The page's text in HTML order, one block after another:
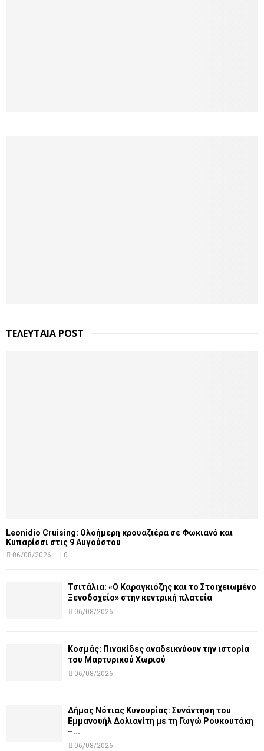
ΤΕΛΕΥΤΑΙΑ POST
Leonidio Cruising: Ολοήμερη κρουαζιέρα σε Φωκιανό και
Κυπαρίσσι στις 9 Αυγούστου
06/08/2026 0
Τσιτάλια: «Ο Καραγκιόζης και το Στοιχειωμένο
Ξενοδοχείο» στην κεντρική πλατεία
06/08/2026
Κοσμάς: Πινακίδες αναδεικνύουν την ιστορία
του Μαρτυρικού Χωριού
06/08/2026
Δήμος Νότιας Κυνουρίας: Συνάντηση του
Εμμανουήλ Δολιανίτη με τη Γωγώ Ρουκουτάκη
–...
06/08/2026